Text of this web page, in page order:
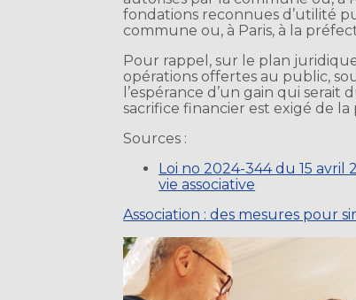
fondations reconnues d’utilité
commune ou, à Paris, à la
Pour rappel, sur le plan
opérations offertes au public,
l’espérance d’un gain qui
sacrifice financier est exigé de
Sources :
Loi no 2024-344 du 15
vie associative
Association : des mesures pour